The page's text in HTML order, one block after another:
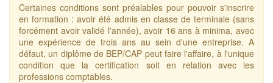
Certaines conditions sont préalables pour pouvoir s'inscrire
en formation : avoir été admis en classe de terminale (sans
forcément avoir validé l'année), avoir 16 ans à minima, avec
une expérience de trois ans au sein d'une entreprise. A
défaut, un diplôme de BEP/CAP peut faire l'affaire, à l'unique
condition que la certification soit en relation avec les
professions comptables.